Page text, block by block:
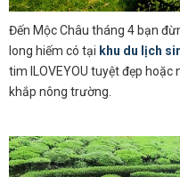
Đến Mộc Châu tháng 4 bạn
long hiếm có tại khu du lịch
tim ILOVEYOU tuyệt đẹp
khắp nông trường.